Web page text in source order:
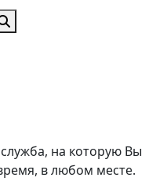
на которую Вы
в любом месте.